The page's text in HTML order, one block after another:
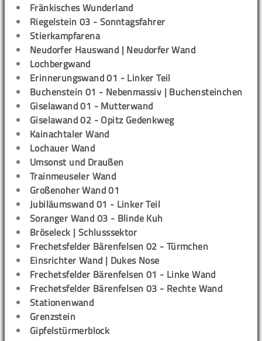
Fränkisches Wunderland
Riegelstein 03 - Sonntagsfahrer
Stierkampfarena
Neudorfer Hauswand | Neudorfer Wand
Lochbergwand
Erinnerungswand 01 - Linker Teil
Buchenstein 01 - Nebenmassiv | Buchensteinchen
Giselawand 01 - Mutterwand
Giselawand 02 - Opitz Gedenkweg
Kainachtaler Wand
Lochauer Wand
Umsonst und Draußen
Trainmeuseler Wand
Großenoher Wand 01
Jubiläumswand 01 - Linker Teil
Soranger Wand 03 - Blinde Kuh
Bröseleck | Schlusssektor
Frechetsfelder Bärenfelsen 02 - Türmchen
Einsrichter Wand | Dukes Nose
Frechetsfelder Bärenfelsen 01 - Linke Wand
Frechetsfelder Bärenfelsen 03 - Rechte Wand
Stationenwand
Grenzstein
Gipfelstürmerblock